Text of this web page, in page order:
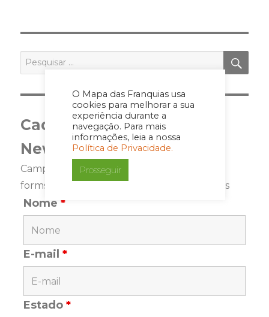
O Mapa das Franquias usa
cookies para melhorar a sua
experiência durante a
navegação. Para mais
informações, leia a nossa
Política de Privacidade.
Prosseguir
ERIO
R
por:
Cadastre-se para a
Newsletter
Campos marcados com <span class="ninja-
forms-req-symbol">*</span> são requeridos
Nome*
E-mail*
Estado*